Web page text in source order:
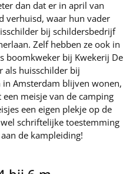
dan dat er in april van
verhuisd, waar hun vader
bij schildersbedrijf
Zelf hebben ze ook in
boomkweker bij Kwekerij De
als huisschilder bij
in Amsterdam blijven wonen,
meisje van de camping
een eigen plekje op de
schriftelijke toestemming
de kampleiding!